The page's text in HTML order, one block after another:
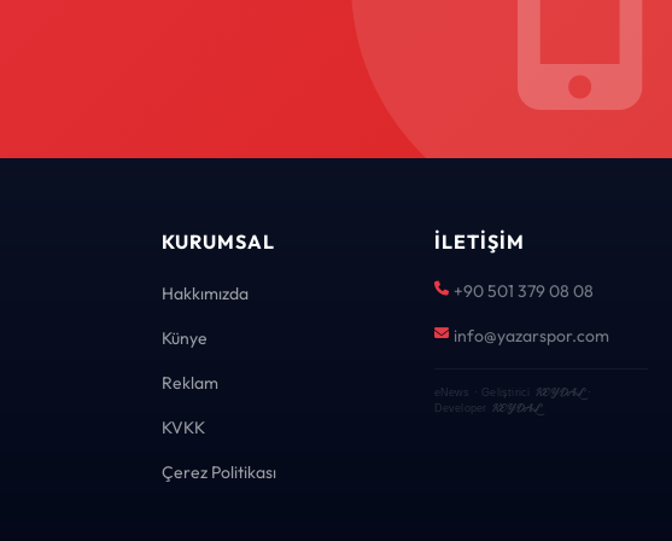
KURUMSAL
Hakkımızda
Künye
Reklam
KVKK
Çerez Politikası
İLETIŞIM
+90 501 379 08 08
info@yazarspor.com
eNews · Geliştirici KEYDAL·
Developer KEYDAL